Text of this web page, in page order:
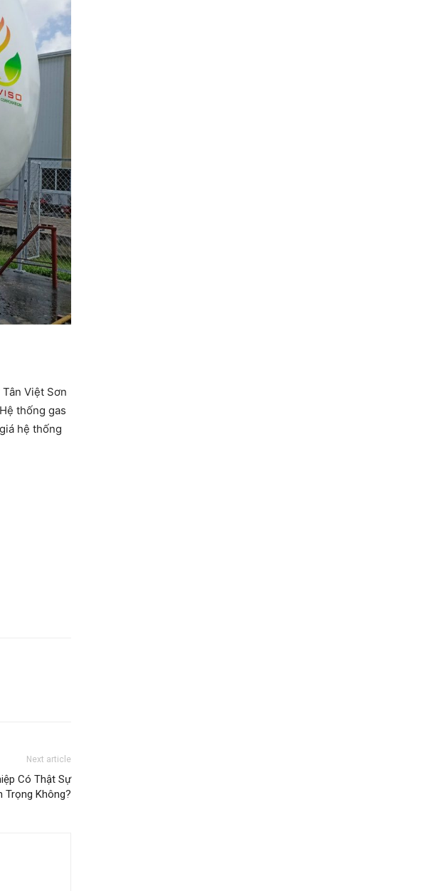
Việt Sơn
thống gas
hệ thống
Next article
Có Thật Sự
Trọng Không?